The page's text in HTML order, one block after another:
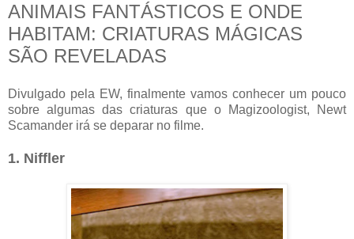
ANIMAIS FANTÁSTICOS E ONDE
HABITAM: CRIATURAS MÁGICAS
SÃO REVELADAS
Divulgado pela EW, finalmente vamos conhecer um pouco
sobre algumas das criaturas que o Magizoologist, Newt
Scamander irá se deparar no filme.
1. Niffler